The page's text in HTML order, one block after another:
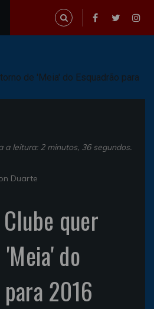
a leitura: 2 minutos, 36 segundos.
Duarte
quer
do
2016